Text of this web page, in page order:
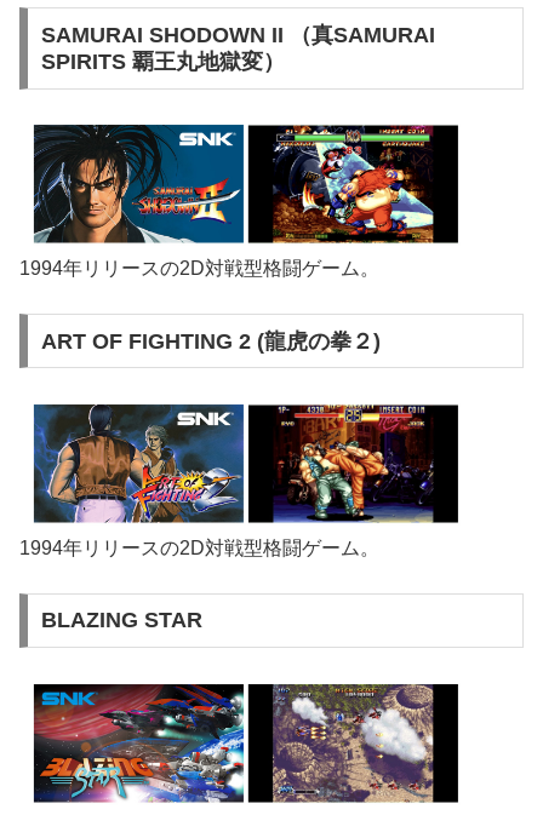
SAMURAI SHODOWN II （真SAMURAI
SPIRITS 覇王丸地獄変）
1994年リリースの2D対戦型格闘ゲーム。
ART OF FIGHTING 2 (龍虎の拳２)
1994年リリースの2D対戦型格闘ゲーム。
BLAZING STAR